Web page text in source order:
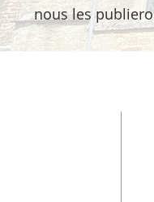
nous les